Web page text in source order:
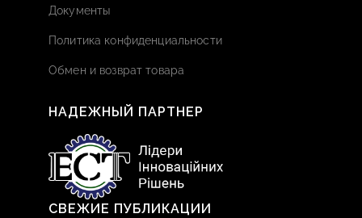
Документы
Политика конфиденциальности
Обмен и возврат товара
НАДЕЖНЫЙ ПАРТНЕР
СВЕЖИЕ ПУБЛИКАЦИИ